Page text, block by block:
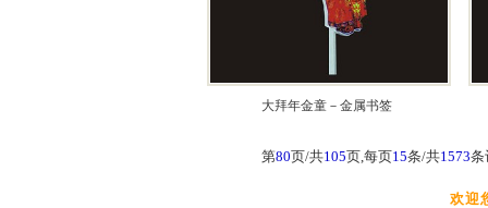
大拜年金童－金属书签
第80页/共105页,每页15条/共1573条
欢迎